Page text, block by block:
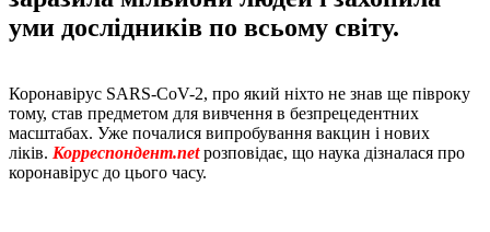
уми дослідників по всьому світу.
Коронавірус SARS-CoV-2, про який ніхто не знав ще півроку
тому, став предметом для вивчення в безпрецедентних
масштабах. Уже почалися випробування вакцин і нових
ліків. Корреспондент.netрозповідає, що наука дізналася про
коронавірус до цього часу.